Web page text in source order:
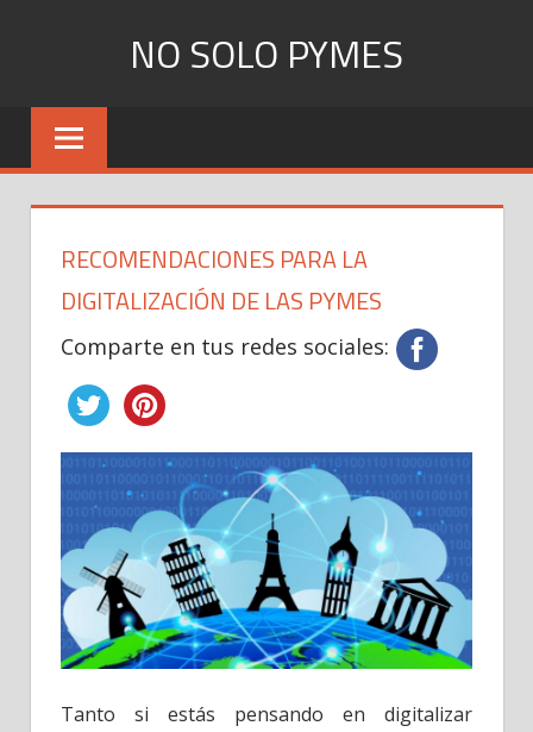
NO SOLO PYMES
Todo
que
necesita
saber
RECOMENDACIONES PARA LA
DIGITALIZACIÓN DE LAS PYMES
Comparte en tus redes sociales:
Tanto si estás pensando en digitalizar